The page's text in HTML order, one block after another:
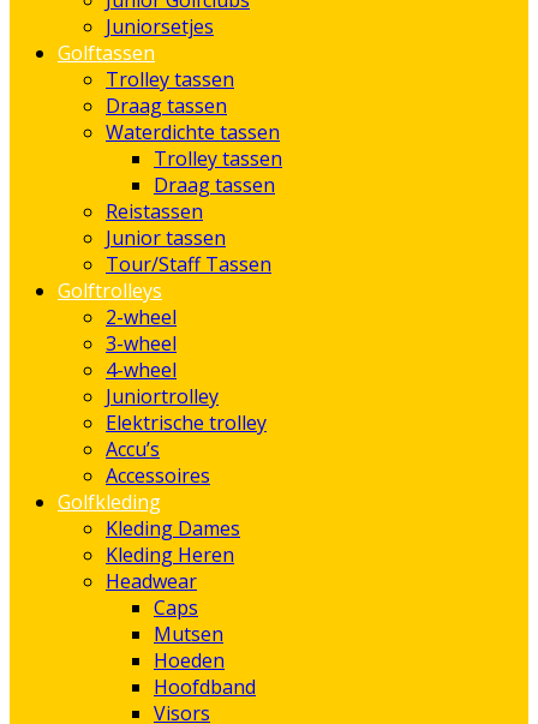
Juniorsetjes
Golftassen
Trolley tassen
Draag tassen
Waterdichte tassen
Trolley tassen
Draag tassen
Reistassen
Junior tassen
Tour/Staff Tassen
Golftrolleys
2-wheel
3-wheel
4-wheel
Juniortrolley
Elektrische trolley
Accu’s
Accessoires
Golfkleding
Kleding Dames
Kleding Heren
Headwear
Caps
Mutsen
Hoeden
Hoofdband
Visors